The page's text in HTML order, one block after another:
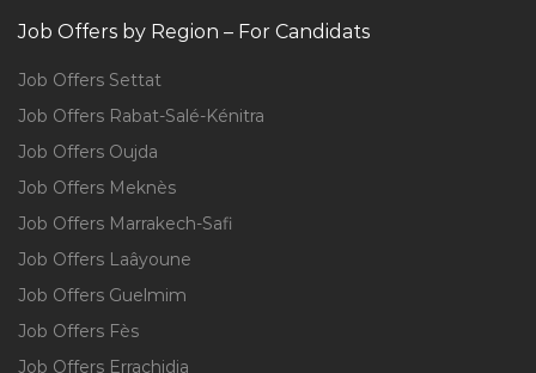
Job Offers by Region – For Candidats
Job Offers Settat
Job Offers Rabat-Salé-Kénitra
Job Offers Oujda
Job Offers Meknès
Job Offers Marrakech-Safi
Job Offers Laâyoune
Job Offers Guelmim
Job Offers Fès
Job Offers Errachidia